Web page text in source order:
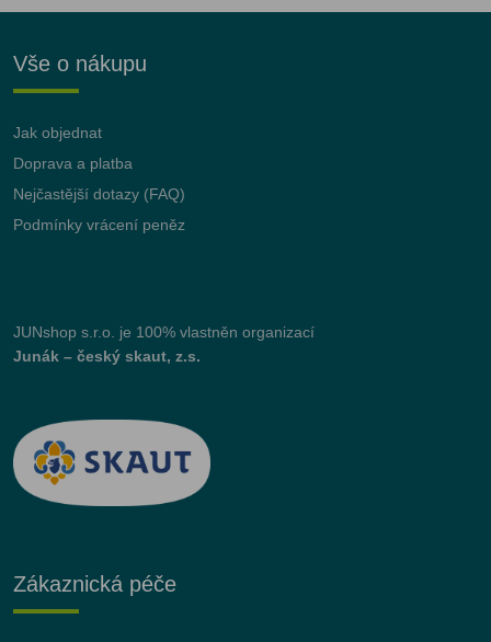
Vše o nákupu
Jak objednat
Doprava a platba
Nejčastější dotazy (FAQ)
Podmínky vrácení peněz
JUNshop s.r.o.
je 100% vlastněn organizací
Junák – český skaut, z.s.
Zákaznická péče